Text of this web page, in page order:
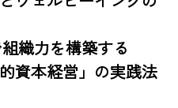
織力を構築する
資本経営」の実践法